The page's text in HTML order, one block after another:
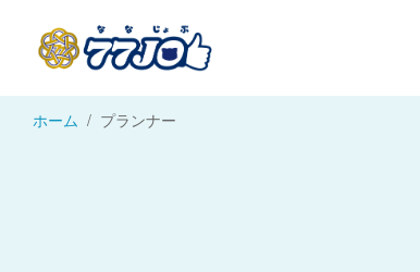
ホーム プランナー